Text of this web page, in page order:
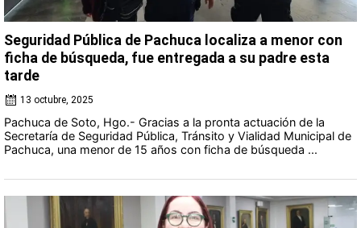
Seguridad Pública de Pachuca localiza a menor con
ficha de búsqueda, fue entregada a su padre esta
tarde
13 octubre, 2025
Pachuca de Soto, Hgo.- Gracias a la pronta actuación de la
Secretaría de Seguridad Pública, Tránsito y Vialidad Municipal de
Pachuca, una menor de 15 años con ficha de búsqueda ...